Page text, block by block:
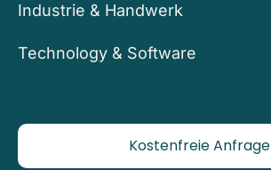
Industrie & Handwerk
Technology & Software
Kostenfreie Anfrage